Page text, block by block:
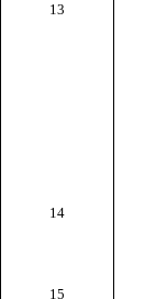
13
14
15